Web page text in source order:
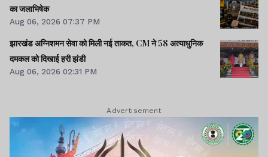
का जलाभिषेक
Aug 06, 2026 07:37 PM
झारखंड अग्निशमन सेवा को मिली नई ताकत, CM ने 58 अत्याधुनिक
दमकल को दिखाई हरी झंडी
Aug 06, 2026 02:31 PM
Advertisement